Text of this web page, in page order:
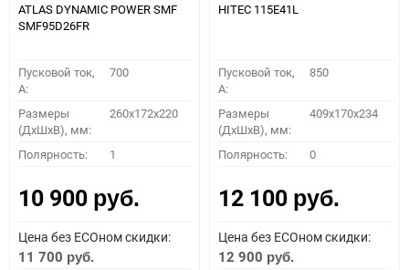
ATLAS DYNAMIC POWER SMF
SMF95D26FR
Пусковой ток,
A:
700
Размеры
(ДхШхВ), мм:
260x172x220
Полярность: 1
10 900 руб.
Цена без ECOном скидки:
11 700 руб.
HITEC 115E41L
Пусковой ток,
A:
850
Размеры
(ДхШхВ), мм:
409x170x234
Полярность: 0
12 100 руб.
Цена без ECOном скидки:
12 900 руб.